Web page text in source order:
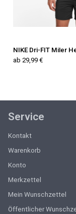
NIKE Dri-FIT Miler
ab 29,99 €
Service
Kontakt
Warenkorb
Konto
Merkzettel
Mein Wunschzettel
Öffentlicher